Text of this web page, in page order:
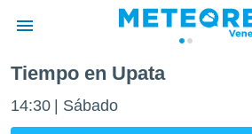
de
Tiempo en Upata
14:30 Sábado